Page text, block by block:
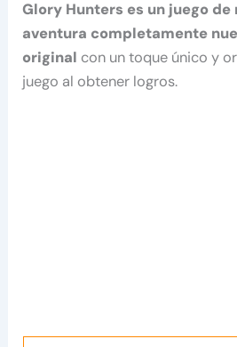
Glory Hunters es un juego
aventura completamente
original con un toque único y
juego al obtener logros.